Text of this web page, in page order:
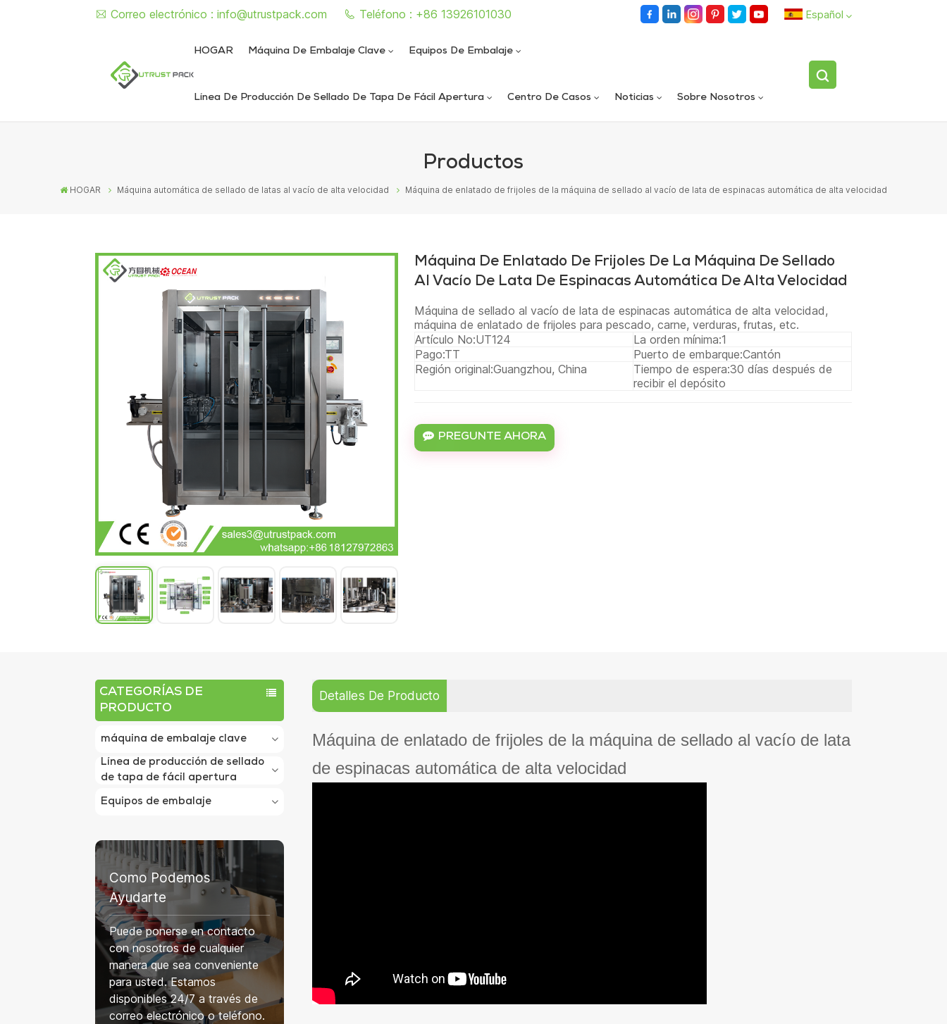
Correo electrónico : info@utrustpack.com Teléfono : +86 13926101030 Español
HOGAR Máquina De Embalaje Clave Equipos De Embalaje
Línea De Producción De Sellado De Tapa De Fácil Apertura Centro De Casos Noticias Sobre Nosotros
Productos
HOGAR Máquina automática de sellado de latas al vacío de alta velocidad Máquina de enlatado de frijoles de la máquina de sellado al vacío de lata de espinacas automática de alta velocidad
Máquina De Enlatado De Frijoles De La Máquina De Sellado
Al Vacío De Lata De Espinacas Automática De Alta Velocidad
Máquina de sellado al vacío de lata de espinacas automática de alta velocidad,
máquina de enlatado de frijoles para pescado, carne, verduras, frutas, etc.
Artículo No:UT124 La orden mínima:1
Pago:TT Puerto de embarque:Cantón
Región original:Guangzhou, China Tiempo de espera:30 días después de
recibir el depósito
PREGUNTE AHORA
CATEGORÍAS DE
PRODUCTO
máquina de embalaje clave
Línea de producción de sellado
de tapa de fácil apertura
Equipos de embalaje
Como Podemos
Ayudarte
Puede ponerse en contacto
con nosotros de cualquier
manera que sea conveniente
para usted. Estamos
disponibles 24/7 a través de
correo electrónico o teléfono.
Detalles De Producto
Máquina de enlatado de frijoles de la máquina de sellado al vacío de lata
de espinacas automática de alta velocidad